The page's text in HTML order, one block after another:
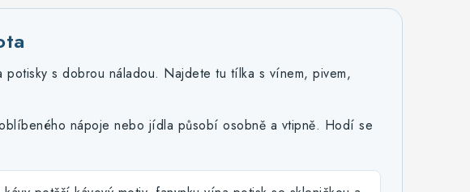
s dobrou náladou. Najdete tu tílka s vínem, pivem,
nápoje nebo jídla působí osobně a vtipně. Hodí se